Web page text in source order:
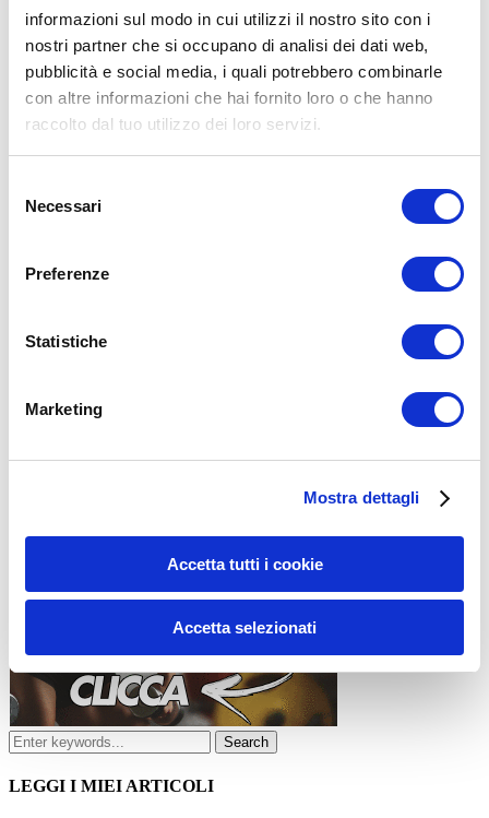
informazioni sul modo in cui utilizzi il nostro sito con i
nostri partner che si occupano di analisi dei dati web,
pubblicità e social media, i quali potrebbero combinarle
con altre informazioni che hai fornito loro o che hanno
raccolto dal tuo utilizzo dei loro servizi.
delNecessari
Preferenze
Statistiche
Marketing
Mostra dettagli
Accetta tutti i cookie
Accetta selezionati
15WORKOUT SCARICA ORA
ALLENATI CON ME!
LEGGI I MIEI ARTICOLI